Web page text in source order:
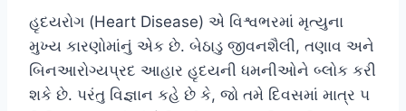
હૃદયરોગ (Heart Disease) એ વિશ્વભરમાં મૃત્યુના
મુખ્ય કારણોમાંનું એક છે. બેઠાડુ જીવનશૈલી, તણાવ અને
બિનઆરોગ્યપ્રદ આહાર હૃદયની ધમનીઓને બ્લોક કરી
શકે છે. પરંતુ વિજ્ઞાન કહે છે કે, જો તમે દિવસમાં માત્ર ૫